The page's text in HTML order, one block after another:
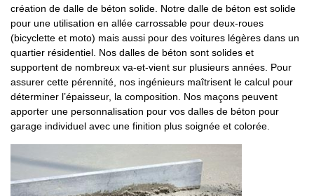
création de dalle de béton solide. Notre dalle de béton est solide
pour une utilisation en allée carrossable pour deux-roues
(bicyclette et moto) mais aussi pour des voitures légères dans un
quartier résidentiel. Nos dalles de béton sont solides et
supportent de nombreux va-et-vient sur plusieurs années. Pour
assurer cette pérennité, nos ingénieurs maîtrisent le calcul pour
déterminer l’épaisseur, la composition. Nos maçons peuvent
apporter une personnalisation pour vos dalles de béton pour
garage individuel avec une finition plus soignée et colorée.